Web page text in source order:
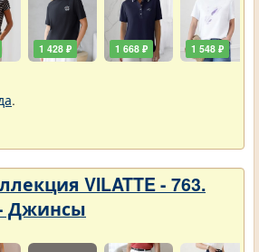
1 428 ₽ 1 668 ₽ 1 548 ₽
.
VILATTE - 763.
Джинсы